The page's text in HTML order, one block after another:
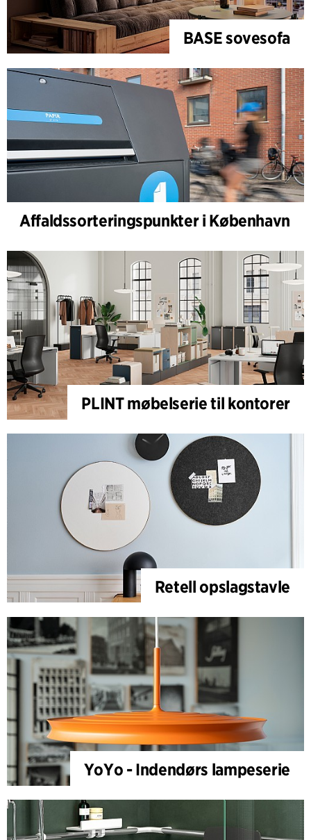
BASE sovesofa
Affaldssorteringspunkter i København
PLINT møbelserie til kontorer
Retell opslagstavle
YoYo - Indendørs lampeserie